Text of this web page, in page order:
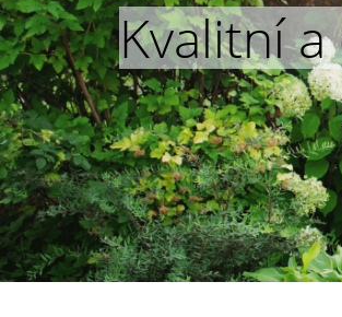
Kvalitní a